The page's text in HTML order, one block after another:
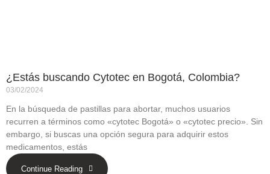
¿Estás buscando Cytotec en Bogotá, Colombia?
03/02/2024
En la búsqueda de pastillas para abortar, muchos usuarios
recurren a términos como «cytotec Bogotá» o «cytotec precio». Sin
embargo, si buscas una opción segura para adquirir estos
medicamentos, estás
Continue Reading